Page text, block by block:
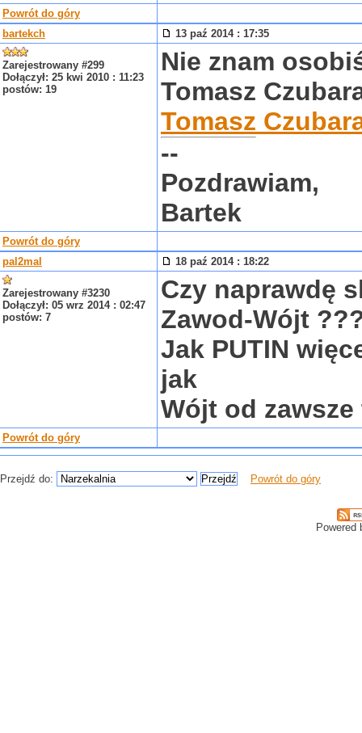
Powrót do góry
bartekch
13 paź 2014 : 17:35
Zarejestrowany #299
Dołączył: 25 kwi 2010 : 11:23
postów: 19
Nie znam
Tomasz
Tomasz
--
Pozdrawiam,
Bartek
Powrót do góry
pal2mal
18 paź 2014 : 18:22
Zarejestrowany #3230
Dołączył: 05 wrz 2014 : 02:47
postów: 7
Czy naprawdę
Zawod-Wójt
Jak PUTIN
jak
Wójt od
Powrót do góry
Przejdź do: Powrót do góry
Powered